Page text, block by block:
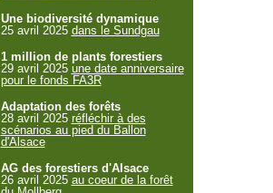
Une biodiversité dynamique
25 avril 2025 dans le Sundgau
1 million de plants forestiers
29 avril 2025 une date anniversaire
pour le fonds FA3R
Adaptation des forêts
28 avril 2025 réfléchir à des
scénarios au pied du Ballon
d'Alsace
AG des forestiers d'Alsace
26 avril 2025 au coeur de la forêt